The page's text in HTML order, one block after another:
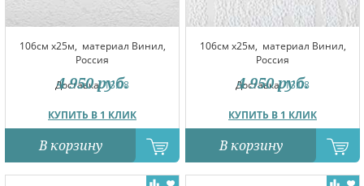
106см x25м, материал Винил,
Россия
Доставка:13.08
КУПИТЬ В 1 КЛИК
4 950 руб.
В корзину
106см x25м, материал Винил,
Россия
Доставка:13.08
КУПИТЬ В 1 КЛИК
4 950 руб.
В корзину